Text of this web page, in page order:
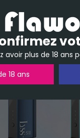
avoir plus de 18 ans
18 ans